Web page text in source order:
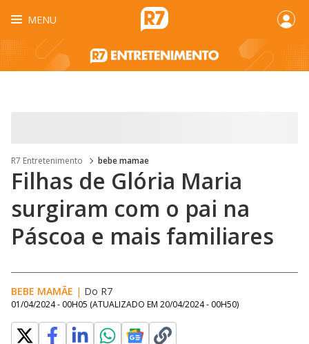
MENU
R7 Entretenimento bebe mamae
Filhas de Glória Maria
surgiram com o pai na
Páscoa e mais familiares
BEBE MAMÃE | Do R7
01/04/2024 - 00H05 (ATUALIZADO EM 20/04/2024 - 00H50)